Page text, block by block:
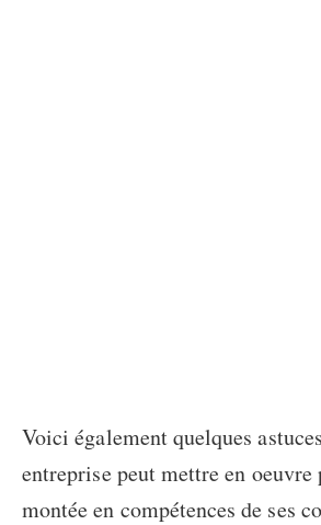
Voici également quelques
entreprise peut mettre en
montée en compétences de ses